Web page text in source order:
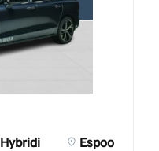
Hybridi Espoo